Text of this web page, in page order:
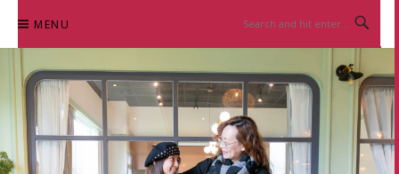
content
MENU